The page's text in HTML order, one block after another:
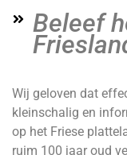
Beleef
Wij geloven dat
kleinschalig en
op het Friese
ruim 100 jaar oud